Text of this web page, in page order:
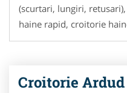
(scurtari, lungiri,
haine rapid, croitorie
Croitorie Ardud